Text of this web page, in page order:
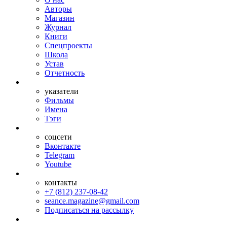
Авторы
Магазин
Журнал
Книги
Спецпроекты
Школа
Устав
Отчетность
указатели
Фильмы
Имена
Тэги
соцсети
Вконтакте
Telegram
Youtube
контакты
+7 (812) 237-08-42
seance.magazine@gmail.com
Подписаться на рассылку